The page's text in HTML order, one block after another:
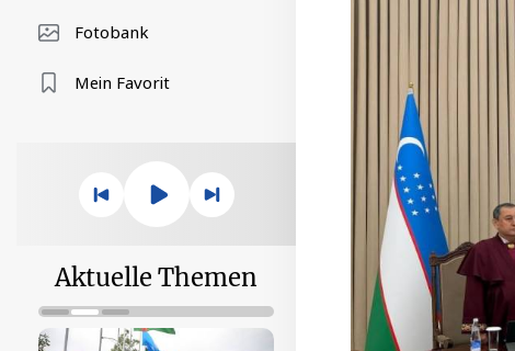
Fotobank
Mein Favorit
Aktuelle Themen